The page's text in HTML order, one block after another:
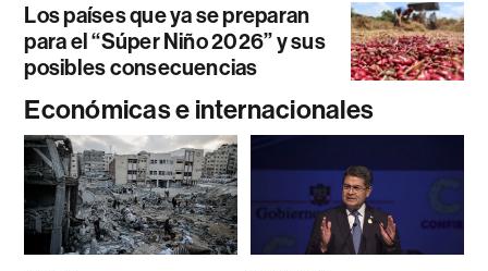
Los países que ya se preparan
para el “Súper Niño 2026” y sus
posibles consecuencias
Económicas e internacionales